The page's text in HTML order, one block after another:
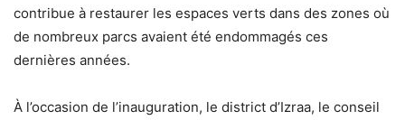
contribue à restaurer les espaces verts dans des zones où
de nombreux parcs avaient été endommagés ces
dernières années.
À l’occasion de l’inauguration, le district d’Izraa, le conseil